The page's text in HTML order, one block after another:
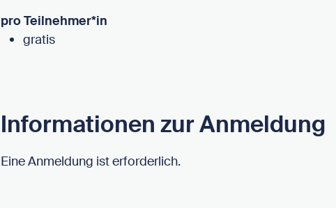
pro Teilnehmer*in
gratis
Informationen zur Anmeldung
Eine Anmeldung ist erforderlich.